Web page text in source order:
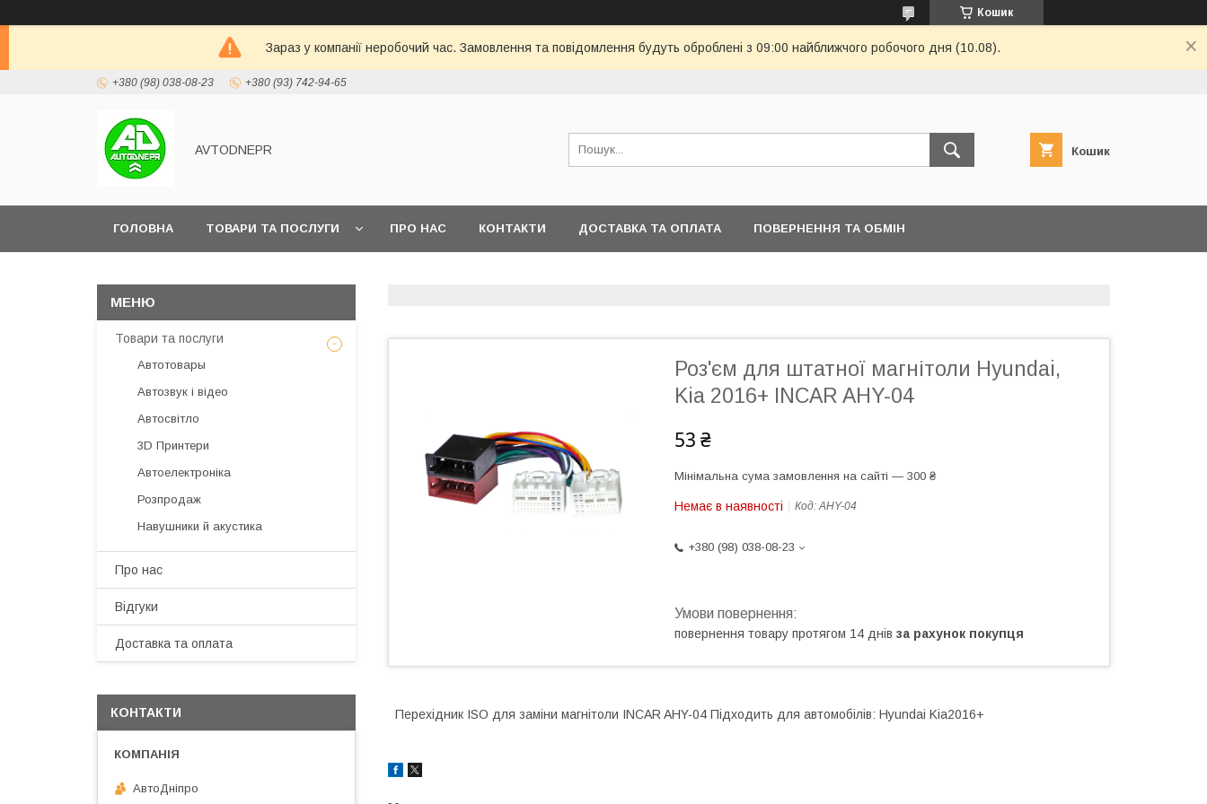
Кошик
Зараз у компанії неробочий час. Замовлення та повідомлення будуть оброблені з 09:00 найближчого робочого дня (10.08).
+380 (98) 038-08-23 +380 (93) 742-94-65
AVTODNEPR Кошик
ГОЛОВНА ТОВАРИ ТА ПОСЛУГИ ПРО НАС КОНТАКТИ ДОСТАВКА ТА ОПЛАТА ПОВЕРНЕННЯ ТА ОБМІН
Роз'єм для штатної магнітоли Hyundai,
Kia 2016+ INCAR AHY-04
53 ₴
Мінімальна сума замовлення на сайті — 300 ₴
Немає в наявності Код:AHY-04
+380 (98) 038-08-23
повернення товару протягом 14 днів за рахунок покупця
Перехідник ISO для заміни магнітоли INCAR AHY-04 Підходить для автомобілів: Hyundai Kia2016+
Товари та послуги
Автотовары
Автозвук і відео
Автосвітло
3D Принтери
Автоелектроніка
Розпродаж
Навушники й акустика
Про нас
Відгуки
Доставка та оплата
КОНТАКТИ
АвтоДнiпро